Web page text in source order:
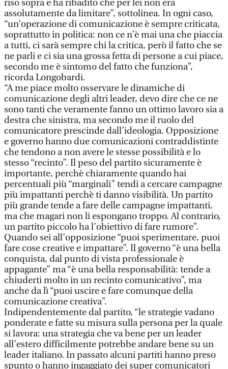
riso sopra e ha ribadito che per lei non era
assolutamente da limitare”, sottolinea. In ogni caso,
“un’operazione di comunicazione è sempre criticata,
soprattutto in politica: non ce n’è mai una che piaccia
a tutti, ci sarà sempre chi la critica, però il fatto che se
ne parli e ci sia una grossa fetta di persone a cui piace,
secondo me è sintomo del fatto che funziona”,
ricorda Longobardi.
“A me piace molto osservare le dinamiche di
comunicazione degli altri leader, devo dire che ce ne
sono tanti che veramente fanno un ottimo lavoro sia a
destra che sinistra, ma secondo me il ruolo del
comunicatore prescinde dall’ideologia. Opposizione
e governo hanno due comunicazioni contraddistinte
che tendono a non avere le stesse possibilità e lo
stesso “recinto”. Il peso del partito sicuramente è
importante, perchè chiaramente quando hai
percentuali più “marginali” tendi a cercare campagne
più impattanti perchè ti danno visibilità. Un partito
più grande tende a fare delle campagne impattanti,
ma che magari non li espongano troppo. Al contrario,
un partito piccolo ha l’obiettivo di fare rumore”.
Quando sei all’opposizione “puoi sperimentare, puoi
fare cose creative e impattare”. Il governo “è una bella
conquista, dal punto di vista professionale è
appagante” ma “è una bella responsabilità: tende a
chiuderti molto in un recinto comunicativo”, ma
anche da lì “puoi uscire e fare comunque della
comunicazione creativa”.
Indipendentemente dal partito, “le strategie vadano
ponderate e fatte su misura sulla persona per la quale
si lavora: una strategia che va bene per un leader
all’estero difficilmente potrebbe andare bene su un
leader italiano. In passato alcuni partiti hanno preso
spunto o hanno ingaggiato dei super comunicatori